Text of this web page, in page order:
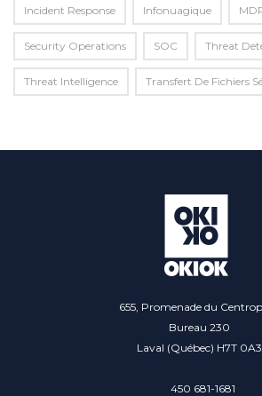
Incident Response Infonuagique
Security Operations SOC Threat
Threat Intelligence Transfert De Fichiers
655, Promenade du
Bureau 230
Laval (Québec) H7T 0A3
450 681-1681